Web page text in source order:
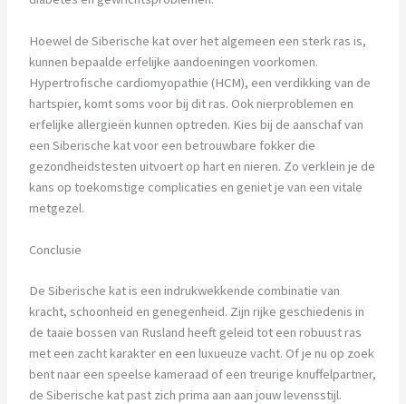
Hoewel de Siberische kat over het algemeen een sterk ras is,
kunnen bepaalde erfelijke aandoeningen voorkomen.
Hypertrofische cardiomyopathie (HCM), een verdikking van de
hartspier, komt soms voor bij dit ras. Ook nierproblemen en
erfelijke allergieën kunnen optreden. Kies bij de aanschaf van
een Siberische kat voor een betrouwbare fokker die
gezondheidstesten uitvoert op hart en nieren. Zo verklein je de
kans op toekomstige complicaties en geniet je van een vitale
metgezel.
Conclusie
De Siberische kat is een indrukwekkende combinatie van
kracht, schoonheid en genegenheid. Zijn rijke geschiedenis in
de taaie bossen van Rusland heeft geleid tot een robuust ras
met een zacht karakter en een luxueuze vacht. Of je nu op zoek
bent naar een speelse kameraad of een treurige knuffelpartner,
de Siberische kat past zich prima aan aan jouw levensstijl.